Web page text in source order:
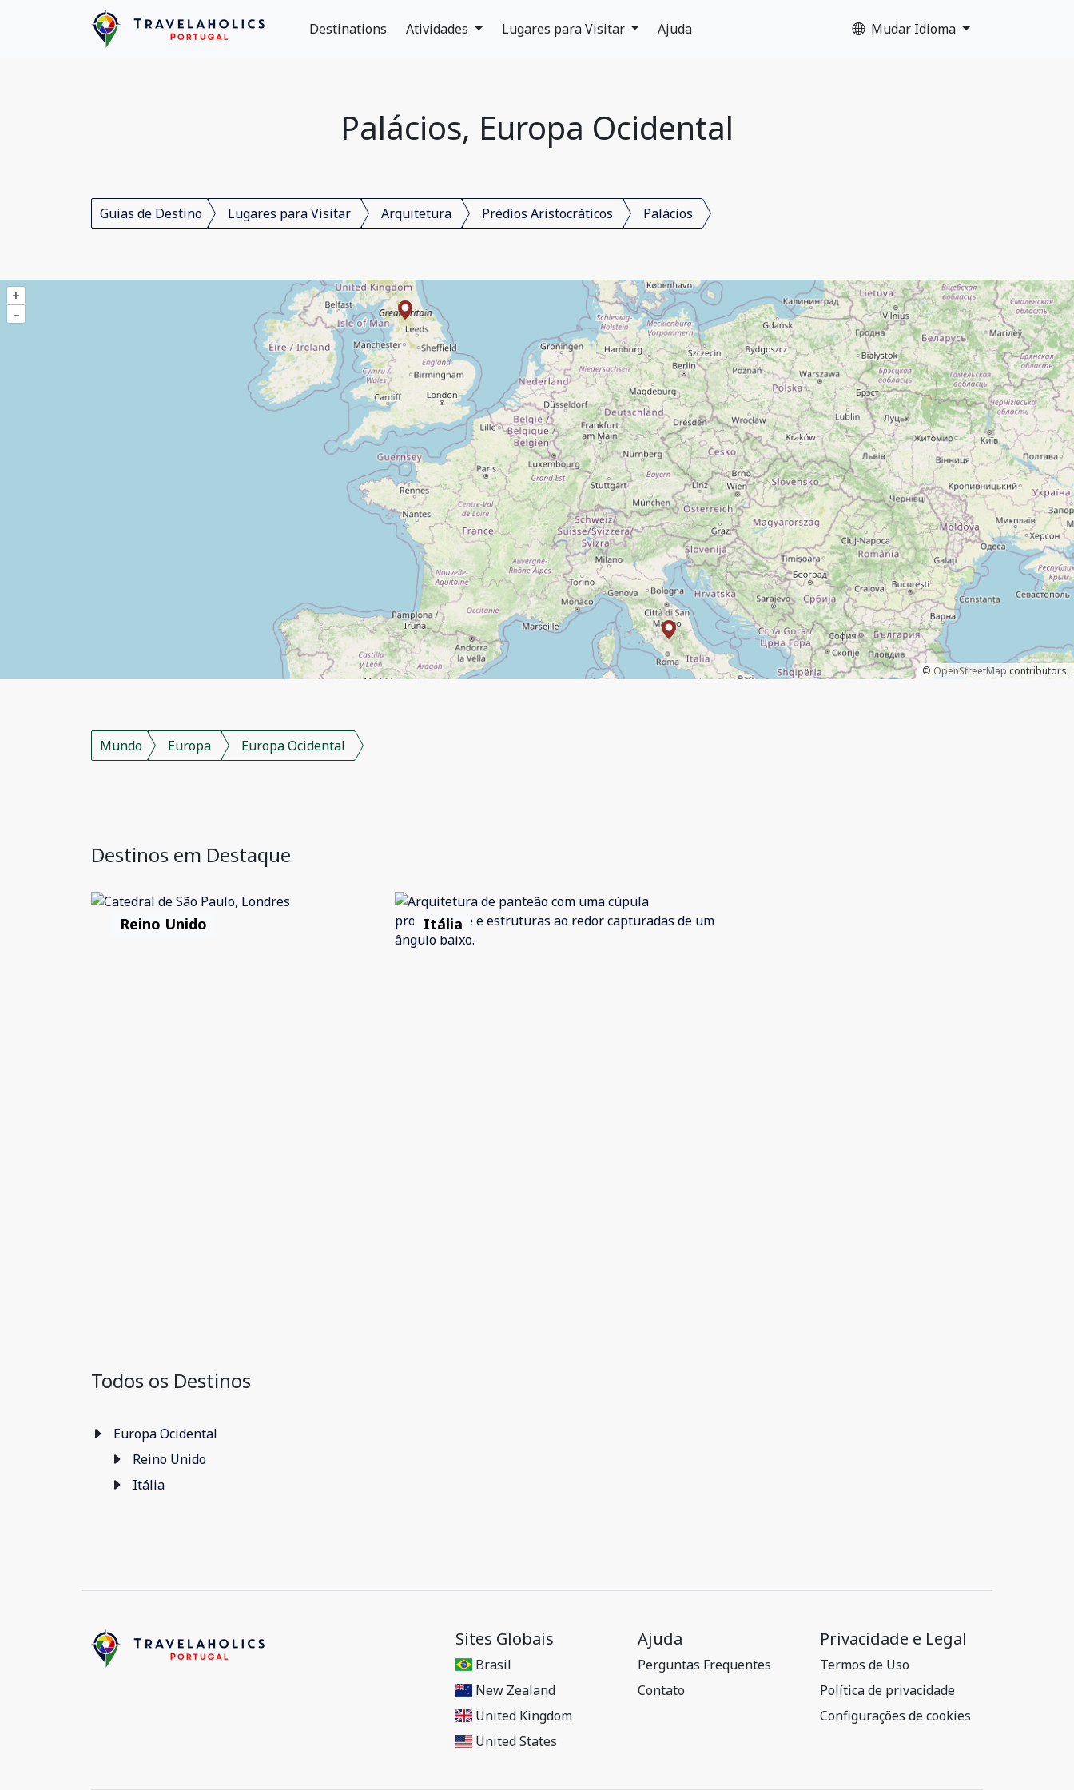
Destinations Atividades Lugares para Visitar Ajuda Mudar Idioma
Palácios, Europa Ocidental
Guias de Destino Lugares para Visitar Arquitetura Prédios Aristocráticos Palácios
+
–
© OpenStreetMap contributors.
Mundo Europa Europa Ocidental
Destinos em Destaque
Reino Unido Itália
Todos os Destinos
Europa Ocidental
Reino Unido
Itália
Sites Globais
Brasil
New Zealand
United Kingdom
United States
Ajuda
Perguntas Frequentes
Contato
Privacidade e Legal
Termos de Uso
Política de privacidade
Configurações de cookies